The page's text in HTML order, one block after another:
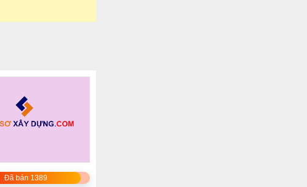
Đã bán 1389